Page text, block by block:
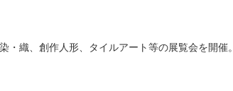
織、創作人形、タイルアート等の展覧会を開催。